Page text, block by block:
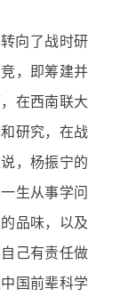
向了战时研
，即筹建并
在西南联大
研究，在战
，杨振宁的
生从事学问
品味，以及
己有责任做
国前辈科学